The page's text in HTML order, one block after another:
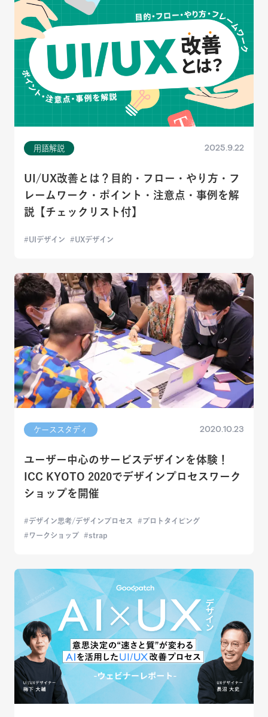
用語解説 2025.9.22
UI/UX改善とは？目的・フロー・やり方・フ
レームワーク・ポイント・注意点・事例を解
説【チェックリスト付】
UIデザイン UXデザイン
ケーススタディ 2020.10.23
ユーザー中心のサービスデザインを体験！
ICC KYOTO 2020でデザインプロセスワーク
ショップを開催
デザイン思考/デザインプロセス
プロトタイピング
ワークショップ
strap